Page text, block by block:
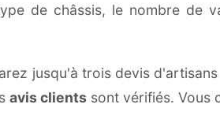
de châssis, le nombre de
jusqu'à trois devis
avis clients sont vérifiés. Vous